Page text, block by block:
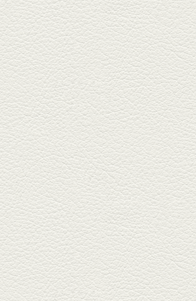
2025年1月17日放送
燻製ポーク＆特製和風石
焼おこげ
北区の飛田バイパスで人気の創
作家庭料理の店「ソラクル」
へ。「...
2024年12月27日放送
バーニャカウダ＆焼き鳥
＆もつ鍋
COCOSA裏の「焼鳥えーす」は
福岡で人気の焼鳥店。乾杯は
KAORUハ...
2024年12月6日放送
串揚げ六種盛＆ゼロ秒馬
しゃぶ鍋
銀座通り「串揚げ秀」で旬の野
菜と魚介の串揚げで味わいの
刻。「...
2024年11月15日放送